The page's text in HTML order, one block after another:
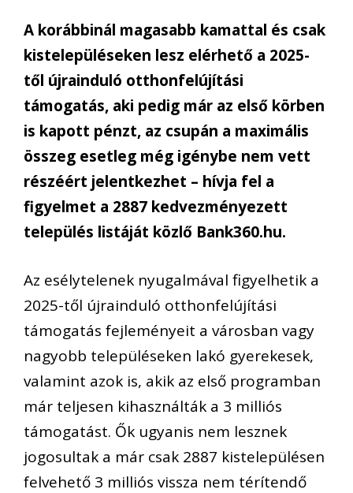
A korábbinál magasabb kamattal és csak
kistelepüléseken lesz elérhető a 2025-
től újrainduló otthonfelújítási
támogatás, aki pedig már az első körben
is kapott pénzt, az csupán a maximális
összeg esetleg még igénybe nem vett
részéért jelentkezhet – hívja fel a
figyelmet a 2887 kedvezményezett
település listáját közlő Bank360.hu.
Az esélytelenek nyugalmával figyelhetik a
2025-től újrainduló otthonfelújítási
támogatás fejleményeit a városban vagy
nagyobb településeken lakó gyerekesek,
valamint azok is, akik az első programban
már teljesen kihasználták a 3 milliós
támogatást. Ők ugyanis nem lesznek
jogosultak a már csak 2887 kistelepülésen
felvehető 3 milliós vissza nem térítendő